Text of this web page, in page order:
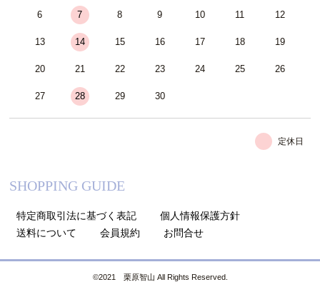
6 7 8 9 10 11 12
13 14 15 16 17 18 19
20 21 22 23 24 25 26
27 28 29 30
定休日
SHOPPING GUIDE
特定商取引法に基づく表記
個人情報保護方針
送料について
会員規約 お問合せ
©2021 栗原智山 All Rights Reserved.